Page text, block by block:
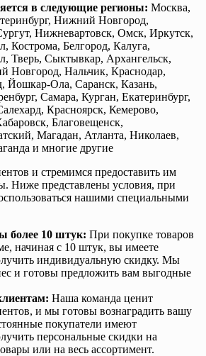
в следующие регионы: Москва,
Нижний Новгород,
Нижневартовск, Омск, Иркутск,
Кострома, Белгород, Калуга,
Тверь, Сыктывкар, Архангельск,
Новгород, Нальчик, Краснодар,
Йошкар-Ола, Саранск, Казань,
Самара, Курган, Екатеринбург,
Красноярск, Кемерово,
Благовещенск,
Магадан, Атланта, Николаев,
и многие другие
и стремимся предоставить им
Ниже представлены условия, при
нашими специальными
более 10 штук: При покупке товаров
начиная с 10 штук, вы имеете
индивидуальную скидку. Мы
и готовы предложить вам выгодные
Наша команда ценит
и мы готовы вознаградить вашу
покупатели имеют
персональные скидки на
или на весь ассортимент.